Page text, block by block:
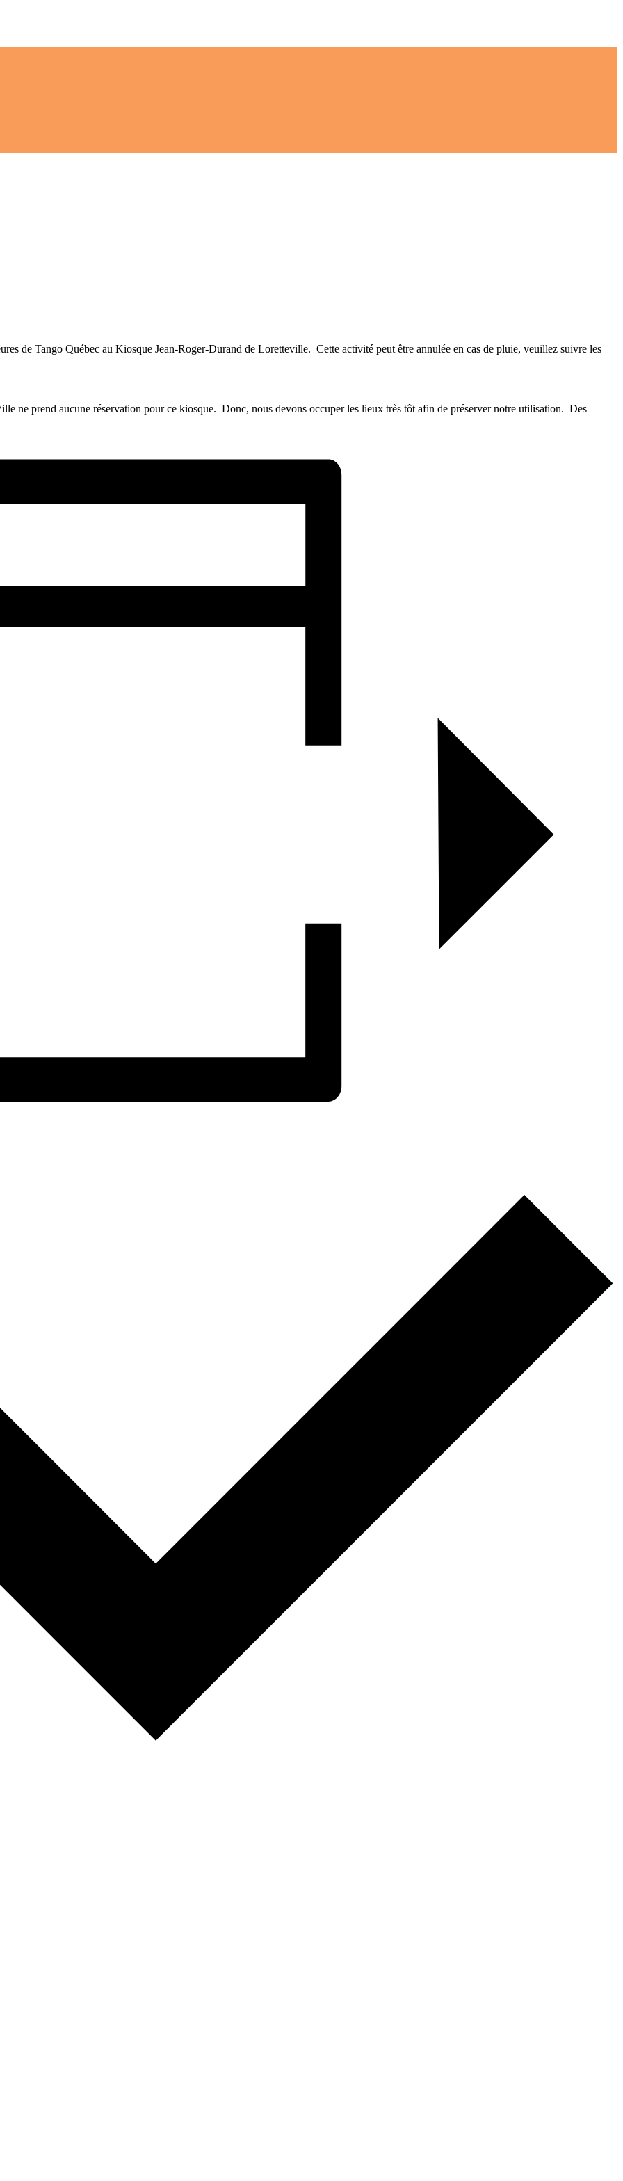
de Tango Québec au Kiosque Jean-Roger-Durand de Loretteville. Cette activité peut être annulée en cas de pluie, veuillez suivre les
ne prend aucune réservation pour ce kiosque. Donc, nous devons occuper les lieux très tôt afin de préserver notre utilisation. Des